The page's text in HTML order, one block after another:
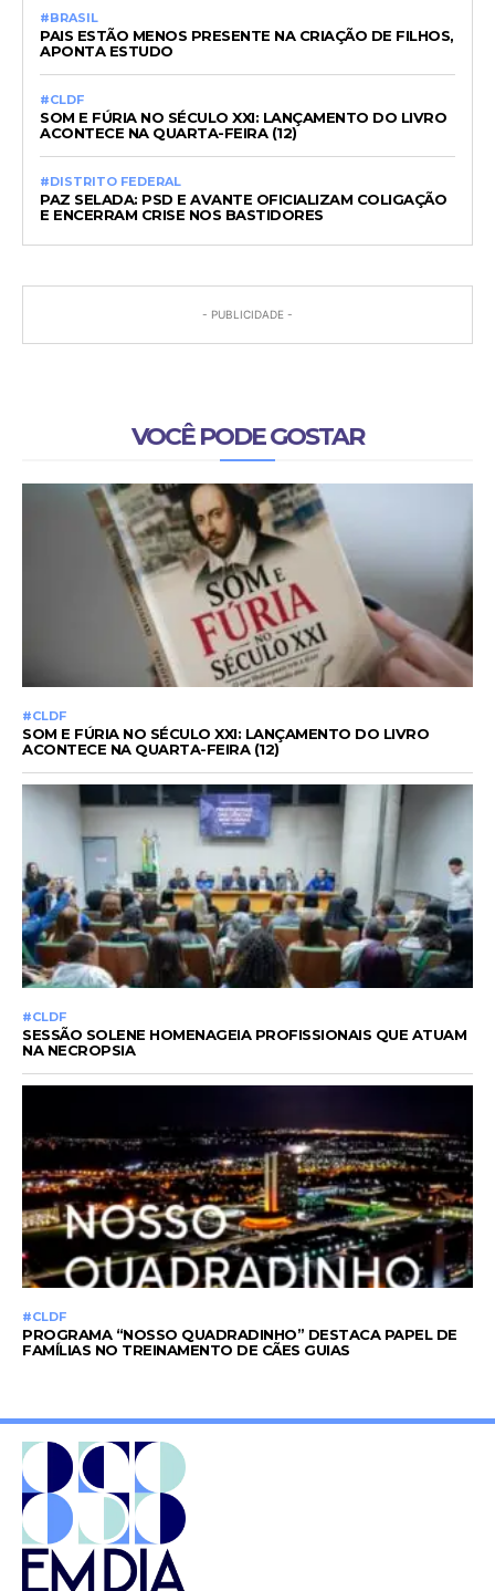
#BRASIL
PAIS ESTÃO MENOS PRESENTE NA CRIAÇÃO DE FILHOS,
APONTA ESTUDO
#CLDF
SOM E FÚRIA NO SÉCULO XXI: LANÇAMENTO DO LIVRO
ACONTECE NA QUARTA-FEIRA (12)
#DISTRITO FEDERAL
PAZ SELADA: PSD E AVANTE OFICIALIZAM COLIGAÇÃO
E ENCERRAM CRISE NOS BASTIDORES
- PUBLICIDADE -
VOCÊ PODE GOSTAR
#CLDF
SOM E FÚRIA NO SÉCULO XXI: LANÇAMENTO DO LIVRO
ACONTECE NA QUARTA-FEIRA (12)
#CLDF
SESSÃO SOLENE HOMENAGEIA PROFISSIONAIS QUE ATUAM
NA NECROPSIA
#CLDF
PROGRAMA “NOSSO QUADRADINHO” DESTACA PAPEL DE
FAMÍLIAS NO TREINAMENTO DE CÃES GUIAS